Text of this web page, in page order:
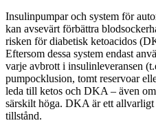
Insulinpumpar och system för
kan avsevärt förbättra
risken för diabetisk ketoacidos
Eftersom dessa system endast
varje avbrott i insulinleveransen
pumpocklusion, tomt reservoar
leda till ketos och DKA – även
särskilt höga. DKA är ett
tillstånd.